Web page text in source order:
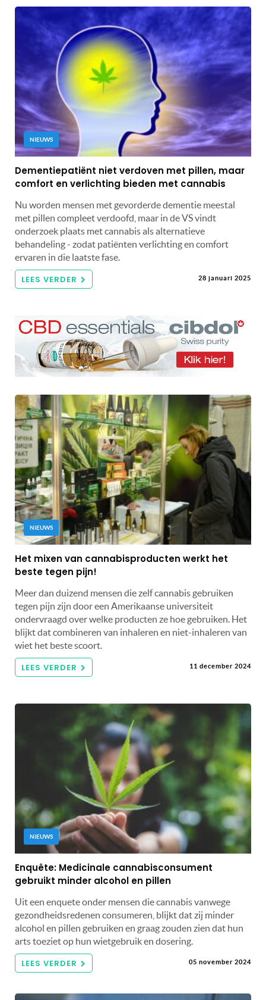
NIEUWS
Dementiepatiënt niet verdoven met pillen, maar
comfort en verlichting bieden met cannabis
Nu worden mensen met gevorderde dementie meestal
met pillen compleet verdoofd, maar in de VS vindt
onderzoek plaats met cannabis als alternatieve
behandeling - zodat patiënten verlichting en comfort
ervaren in die laatste fase.
LEES VERDER 28 januari 2025
NIEUWS
Het mixen van cannabisproducten werkt het
beste tegen pijn!
Meer dan duizend mensen die zelf cannabis gebruiken
tegen pijn zijn door een Amerikaanse universiteit
ondervraagd over welke producten ze hoe gebruiken. Het
blijkt dat combineren van inhaleren en niet-inhaleren van
wiet het beste scoort.
LEES VERDER 11 december 2024
NIEUWS
Enquête: Medicinale cannabisconsument
gebruikt minder alcohol en pillen
Uit een enquete onder mensen die cannabis vanwege
gezondheidsredenen consumeren, blijkt dat zij minder
alcohol en pillen gebruiken en graag zouden zien dat hun
arts toeziet op hun wietgebruik en dosering.
LEES VERDER 05 november 2024